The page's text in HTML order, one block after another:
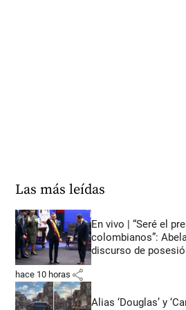
Las más leídas
En vivo | “Seré el
colombianos”:
discurso de
hace 10 horas share
Alias ‘Douglas’ y